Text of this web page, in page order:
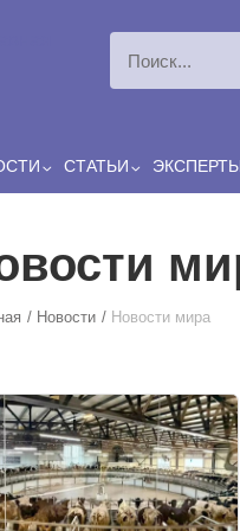
все животные чипированы и
СТАТЬИ
Новости Новости мира